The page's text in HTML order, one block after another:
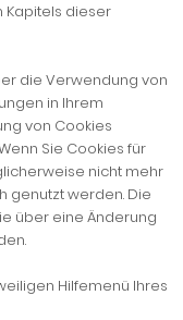
Kapitels dieser
die Verwendung von
in Ihrem
von Cookies
Sie Cookies für
nicht mehr
genutzt werden. Die
über eine Änderung
Hilfemenü Ihres